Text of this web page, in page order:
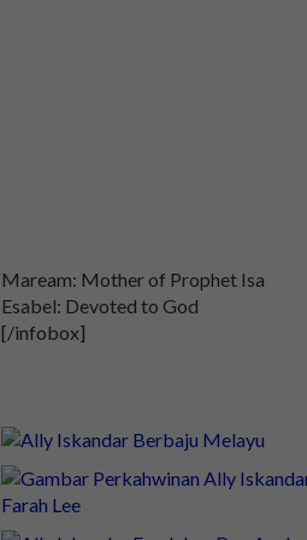
Maream: Mother of Prophet Isa
Esabel: Devoted to God
[/infobox]